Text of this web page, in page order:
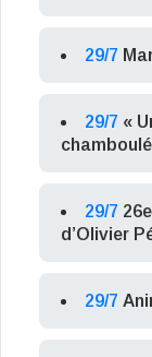
29/7
29/7 «
29/7
d’Olivier
29/7